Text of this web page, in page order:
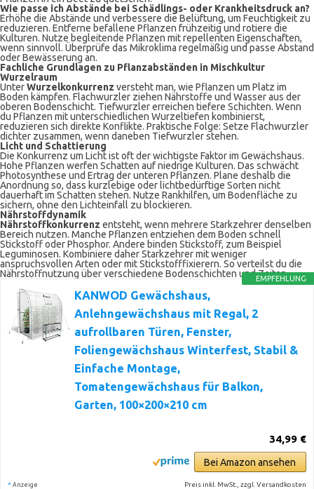
Wie passe ich Abstände bei Schädlings- oder Krankheitsdruck an?
Erhöhe die Abstände und verbessere die Belüftung, um Feuchtigkeit zu
reduzieren. Entferne befallene Pflanzen frühzeitig und rotiere die
Kulturen. Nutze begleitende Pflanzen mit repellenten Eigenschaften,
wenn sinnvoll. Überprüfe das Mikroklima regelmäßig und passe Abstand
oder Bewässerung an.
Fachliche Grundlagen zu Pflanzabständen in Mischkultur
Wurzelraum
UnterWurzelkonkurrenz versteht man, wie Pflanzen um Platz im
Boden kämpfen. Flachwurzler ziehen Nährstoffe und Wasser aus der
oberen Bodenschicht. Tiefwurzler erreichen tiefere Schichten. Wenn
du Pflanzen mit unterschiedlichen Wurzeltiefen kombinierst,
reduzieren sich direkte Konflikte. Praktische Folge: Setze Flachwurzler
dichter zusammen, wenn daneben Tiefwurzler stehen.
Licht und Schattierung
Die Konkurrenz um Licht ist oft der wichtigste Faktor im Gewächshaus.
Hohe Pflanzen werfen Schatten auf niedrige Kulturen. Das schwächt
Photosynthese und Ertrag der unteren Pflanzen. Plane deshalb die
Anordnung so, dass kurzlebige oder lichtbedürftige Sorten nicht
dauerhaft im Schatten stehen. Nutze Rankhilfen, um Bodenfläche zu
sichern, ohne den Lichteinfall zu blockieren.
Nährstoffdynamik
Nährstoffkonkurrenz entsteht, wenn mehrere Starkzehrer denselben
Bereich nutzen. Manche Pflanzen entziehen dem Boden schnell
Stickstoff oder Phosphor. Andere binden Stickstoff, zum Beispiel
Leguminosen. Kombiniere daher Starkzehrer mit weniger
anspruchsvollen Arten oder mit Stickstofffixierern. So verteilst du die
Nährstoffnutzung über verschiedene Bodenschichten und Zeiten.
EMPFEHLUNG
KANWOD Gewächshaus,
Anlehngewächshaus mit Regal, 2
aufrollbaren Türen, Fenster,
Foliengewächshaus Winterfest, Stabil &
Einfache Montage,
Tomatengewächshaus für Balkon,
Garten, 100×200×210 cm
34,99 €
Bei Amazon ansehen
* Anzeige Preis inkl. MwSt., zzgl. Versandkosten